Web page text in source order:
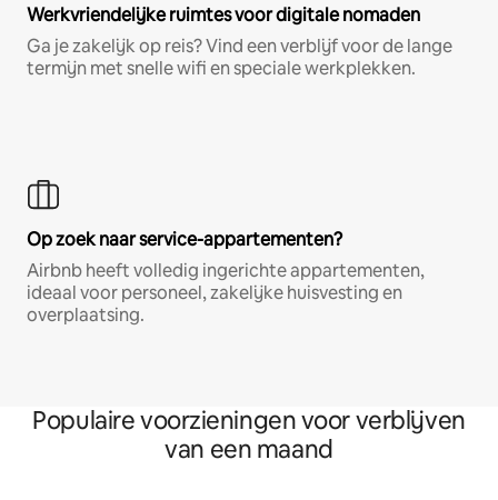
Werkvriendelijke ruimtes voor digitale nomaden
Ga je zakelijk op reis? Vind een verblijf voor de lange
termijn met snelle wifi en speciale werkplekken.
Op zoek naar service-appartementen?
Airbnb heeft volledig ingerichte appartementen,
ideaal voor personeel, zakelijke huisvesting en
overplaatsing.
Populaire voorzieningen voor verblijven
van een maand